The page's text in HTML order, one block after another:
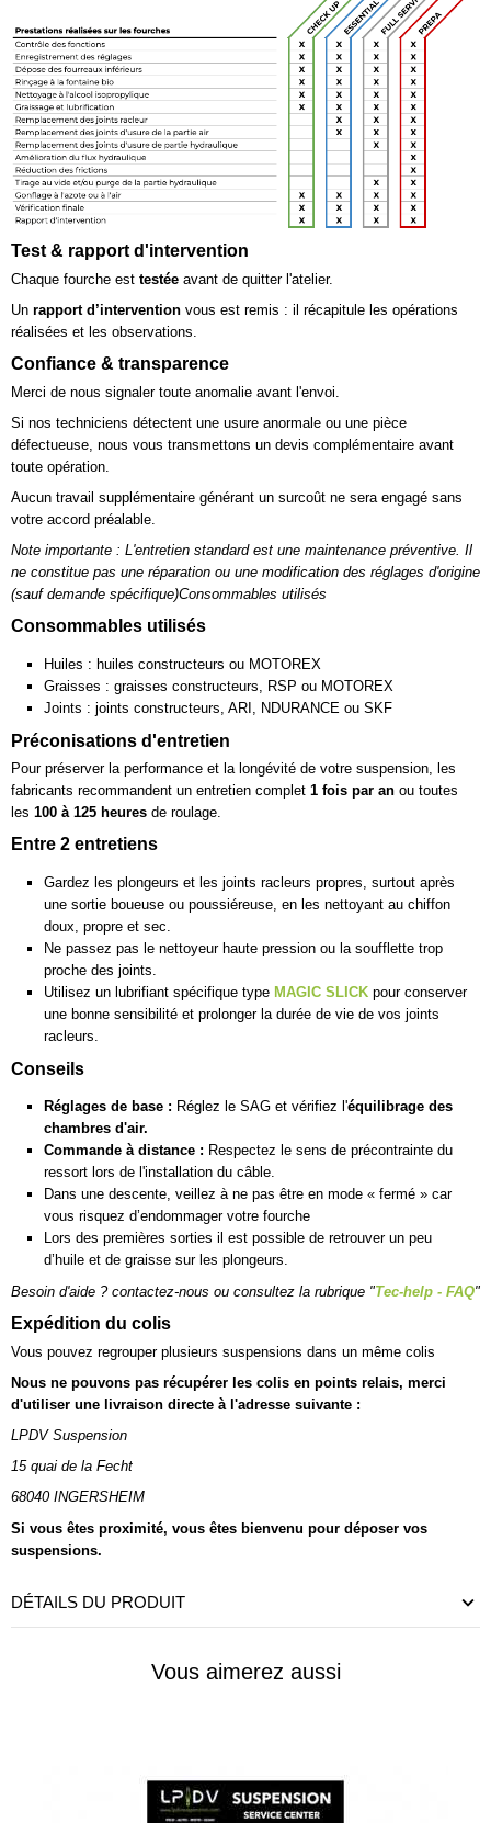
Test & rapport d'intervention
Chaque fourche est testée avant de quitter l'atelier.
Un rapport d’intervention vous est remis : il récapitule les opérations
réalisées et les observations.
Confiance & transparence
Merci de nous signaler toute anomalie avant l'envoi.
Si nos techniciens détectent une usure anormale ou une pièce
défectueuse, nous vous transmettons un devis complémentaire avant
toute opération.
Aucun travail supplémentaire générant un surcoût ne sera engagé sans
votre accord préalable.
Note importante : L'entretien standard est une maintenance préventive. Il
ne constitue pas une réparation ou une modification des réglages d'origine
(sauf demande spécifique)Consommables utilisés
Consommables utilisés
Huiles : huiles constructeurs ou MOTOREX
Graisses : graisses constructeurs, RSP ou MOTOREX
Joints : joints constructeurs, ARI, NDURANCE ou SKF
Préconisations d'entretien
Pour préserver la performance et la longévité de votre suspension, les
fabricants recommandent un entretien complet 1 fois par an ou toutes
les 100 à 125 heures de roulage.
Entre 2 entretiens
Gardez les plongeurs et les joints racleurs propres, surtout après
une sortie boueuse ou poussiéreuse, en les nettoyant au chiffon
doux, propre et sec.
Ne passez pas le nettoyeur haute pression ou la soufflette trop
proche des joints.
Utilisez un lubrifiant spécifique type MAGIC SLICK pour conserver
une bonne sensibilité et prolonger la durée de vie de vos joints
racleurs.
Conseils
Réglages de base : Réglez le SAG et vérifiez l'équilibrage des
chambres d'air.
Commande à distance : Respectez le sens de précontrainte du
ressort lors de l'installation du câble.
Dans une descente, veillez à ne pas être en mode « fermé » car
vous risquez d’endommager votre fourche
Lors des premières sorties il est possible de retrouver un peu
d’huile et de graisse sur les plongeurs.
Besoin d'aide ? contactez-nous ou consultez la rubrique "Tec-help - FAQ"
Expédition du colis
Vous pouvez regrouper plusieurs suspensions dans un même colis
Nous ne pouvons pas récupérer les colis en points relais, merci
d'utiliser une livraison directe à l'adresse suivante :
LPDV Suspension
15 quai de la Fecht
68040 INGERSHEIM
Si vous êtes proximité, vous êtes bienvenu pour déposer vos
suspensions.
DÉTAILS DU PRODUIT
Vous aimerez aussi